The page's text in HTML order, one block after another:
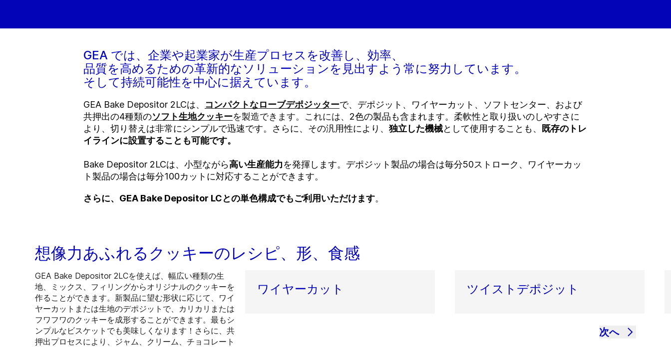
GEA では、企業や起業家が生産プロセスを改善し、効率、
品質を高めるための革新的なソリューションを見出すよう常に努力しています。
そして持続可能性を中心に据えています。
GEA Bake Depositor 2LCは、 コンパクトなローブデポジッターで、デポジット、ワイヤーカット、ソフトセンター、および
共押出の4種類のソフト生地クッキーを製造できます。これには、2色の製品も含まれます。柔軟性と取り扱いのしやすさに
より、切り替えは非常にシンプルで迅速です。さらに、その汎用性により、 独立した機械として使用すること も、
既存のトレ
イラインに設置することも可能です。
Bake Depositor 2LCは、小型ながら高い生産能力を発揮します。デポジット製品の場合は毎分50ストローク、ワイヤーカッ
ト製品の場合は毎分100カットに対応することができます。
さらに、GEA Bake Depositor LCとの単色構成でもご利用いただけます。
想像力あふれるクッキーのレシピ、形、食感
GEA Bake Depositor 2LCを使えば、幅広い種類の生
地、ミックス、フィリングからオリジナルのクッキーを
作ることができます。新製品に望む形状に応じて、ワイ
ヤーカットまたは生地のデポジットで、カリカリまたは
フワフワのクッキーを成形することができます。最もシ
ンプルなビスケットでも美味しくなります！さらに、共
押出プロセスにより、ジャム、クリーム、チョコレート
ワイヤーカット ツイストデポジット
次へ